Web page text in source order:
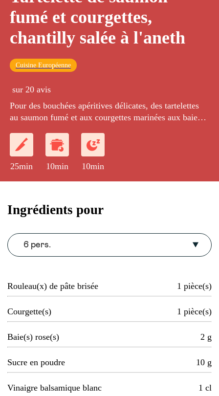
fumé et courgettes,
chantilly salée à l'aneth
Cuisine Européenne
sur 20 avis
Pour des bouchées apéritives délicates, des tartelettes
au saumon fumé et aux courgettes marinées aux baies
25min 10min 10min
Ingrédients pour
6 pers.
Rouleau(x) de pâte brisée 1 pièce(s)
Courgette(s) 1 pièce(s)
Baie(s) rose(s) 2 g
Sucre en poudre 10 g
Vinaigre balsamique blanc 1 cl